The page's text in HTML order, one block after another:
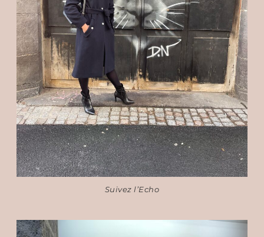
Suivez l’Echo